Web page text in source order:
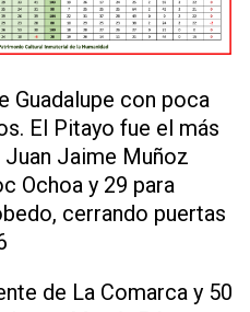
Guadalupe con poca
El Pitayo fue el más
Jaime Muñoz
Ochoa y 29 para
cerrando puertas
de La Comarca y 50